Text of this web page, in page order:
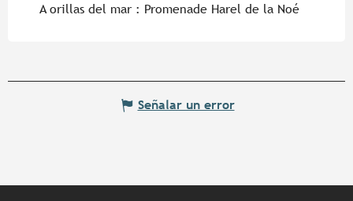
A orillas del mar : Promenade Harel de la Noé
Señalar un error